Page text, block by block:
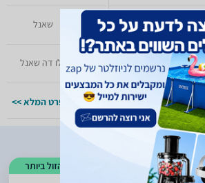
שאנל
בלו דה שאנל
למפרט המלא >>
שאנל
בלו דה שאנל
למפרט המלא >>
הזול ביותר